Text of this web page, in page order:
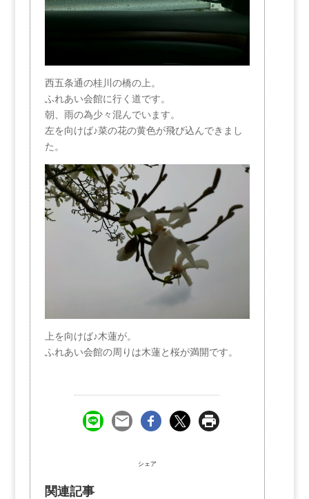
西五条通の桂川の橋の上。
ふれあい会館に行く道です。
朝、雨の為少々混んでいます。
左を向けば♪菜の花の黄色が飛び込んできまし
た。
上を向けば♪木蓮が。
ふれあい会館の周りは木蓮と桜が満開です。
シェア
関連記事